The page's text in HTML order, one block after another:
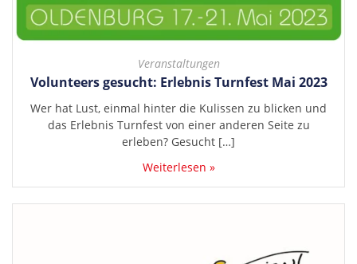
Veranstaltungen
Volunteers gesucht: Erlebnis Turnfest Mai 2023
Wer hat Lust, einmal hinter die Kulissen zu blicken und
das Erlebnis Turnfest von einer anderen Seite zu
erleben? Gesucht […]
Weiterlesen »